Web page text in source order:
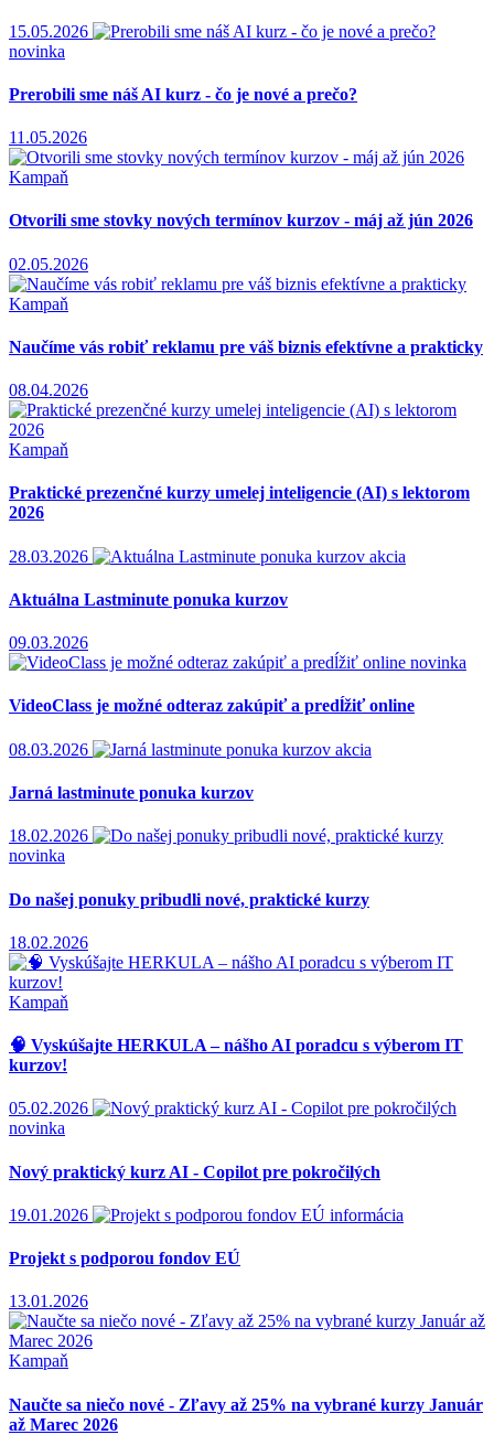
15.05.2026
novinka
Prerobili sme náš AI kurz - čo je nové a prečo?
11.05.2026
Kampaň
Otvorili sme stovky nových termínov kurzov - máj až jún 2026
02.05.2026
Kampaň
Naučíme vás robiť reklamu pre váš biznis efektívne a prakticky
08.04.2026
Kampaň
Praktické prezenčné kurzy umelej inteligencie (AI) s lektorom
2026
28.03.2026 akcia
Aktuálna Lastminute ponuka kurzov
09.03.2026
novinka
VideoClass je možné odteraz zakúpiť a predĺžiť online
08.03.2026 akcia
Jarná lastminute ponuka kurzov
18.02.2026
novinka
Do našej ponuky pribudli nové, praktické kurzy
18.02.2026
Kampaň
🧠 Vyskúšajte HERKULA – nášho AI poradcu s výberom IT
kurzov!
05.02.2026
novinka
Nový praktický kurz AI - Copilot pre pokročilých
19.01.2026 informácia
Projekt s podporou fondov EÚ
13.01.2026
Kampaň
Naučte sa niečo nové - Zľavy až 25% na vybrané kurzy Január
až Marec 2026